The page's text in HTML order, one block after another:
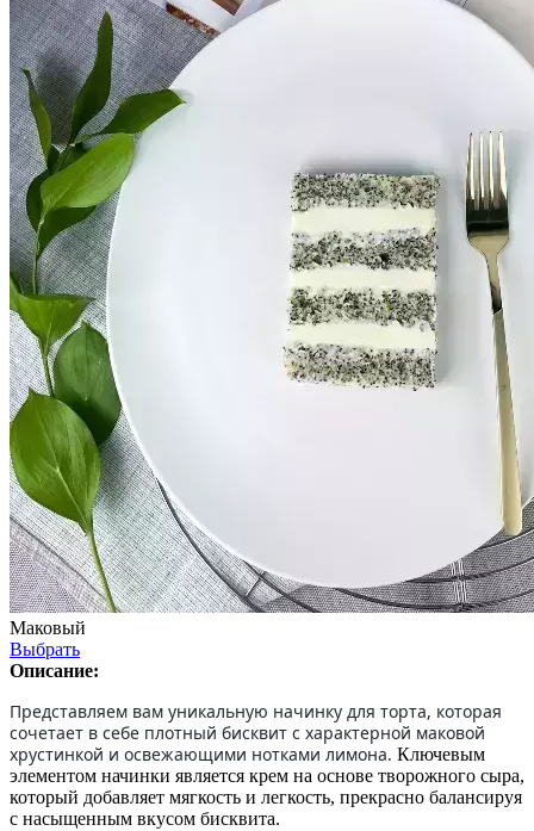
Маковый
Выбрать
Описание:
Представляем вам уникальную начинку для торта, которая
сочетает в себе плотный бисквит с характерной маковой
хрустинкой и освежающими нотками лимона. Ключевым
элементом начинки является крем на основе творожного сыра,
который добавляет мягкость и легкость, прекрасно балансируя
с насыщенным вкусом бисквита.